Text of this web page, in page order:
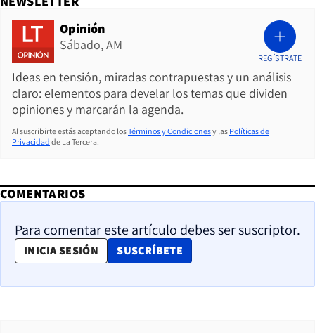
Opinión
Sábado, AM
Ideas en tensión, miradas contrapuestas y un análisis
claro: elementos para develar los temas que dividen
opiniones y marcarán la agenda.
REGÍSTRATE
Al suscribirte estás aceptando losTérminos y Condicionesy las Políticas de
Privacidad de La Tercera.
COMENTARIOS
Para comentar este artículo debes ser suscriptor.
INICIA SESIÓN SUSCRÍBETE
OPENS IN NEW WINDOW